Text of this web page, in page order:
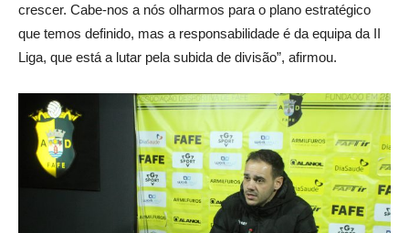
crescer. Cabe-nos a nós olharmos para o plano estratégico
que temos definido, mas a responsabilidade é da equipa da II
Liga, que está a lutar pela subida de divisão”, afirmou.